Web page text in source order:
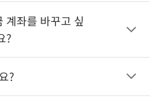
지 진행이 필요합
고 카드발급 안내 받기
로자(재직자)만 수강
훈련과정과 일반과정
다.
계좌를 바꾸고 싶
?
불가하며, 내일배
셔야 합니다.
?